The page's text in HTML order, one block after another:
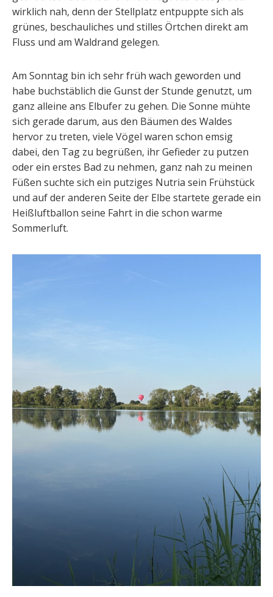
wirklich nah, denn der Stellplatz entpuppte sich als
grünes, beschauliches und stilles Örtchen direkt am
Fluss und am Waldrand gelegen.
Am Sonntag bin ich sehr früh wach geworden und
habe buchstäblich die Gunst der Stunde genutzt, um
ganz alleine ans Elbufer zu gehen. Die Sonne mühte
sich gerade darum, aus den Bäumen des Waldes
hervor zu treten, viele Vögel waren schon emsig
dabei, den Tag zu begrüßen, ihr Gefieder zu putzen
oder ein erstes Bad zu nehmen, ganz nah zu meinen
Füßen suchte sich ein putziges Nutria sein Frühstück
und auf der anderen Seite der Elbe startete gerade ein
Heißluftballon seine Fahrt in die schon warme
Sommerluft.